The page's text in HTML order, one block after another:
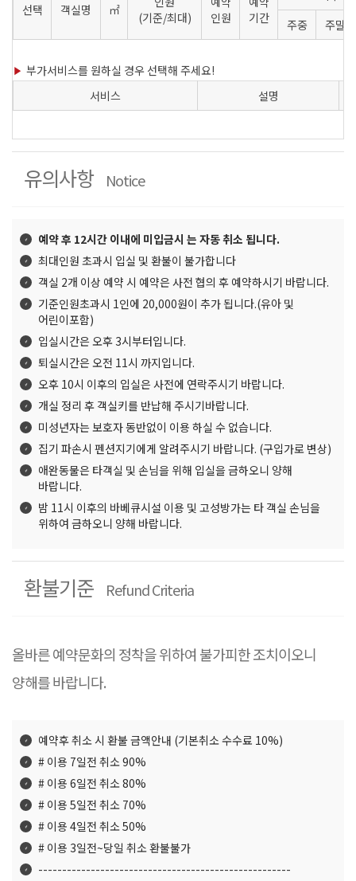
선택 객실명 ㎡
(기준/최대)
인원
기간
주중
주말
부가서비스를 원하실 경우 선택해 주세요!
서비스
설명
유의사항 Notice
예약 후 12시간 이내에 미입금시 는 자동 취소 됩니다.
최대인원 초과시 입실 및 환불이 불가합니다
객실 2개 이상 예약 시 예약은 사전 협의 후 예약하시기 바랍니다.
기준인원초과시 1인에 20,000원이 추가 됩니다.(유아 및
어린이포함)
입실시간은 오후 3시부터입니다.
퇴실시간은 오전 11시 까지입니다.
오후 10시 이후의 입실은 사전에 연락주시기 바랍니다.
개실 정리 후 객실키를 반납해 주시기바랍니다.
미성년자는 보호자 동반없이 이용 하실 수 없습니다.
집기 파손시 펜션지기에게 알려주시기 바랍니다. (구입가로 변상)
애완동물은 타객실 및 손님을 위해 입실을 금하오니 양해
바랍니다.
밤 11시 이후의 바베큐시설 이용 및 고성방가는 타 객실 손님을
위하여 금하오니 양해 바랍니다.
환불기준 Refund Criteria
올바른 예약문화의 정착을 위하여 불가피한 조치이오니
양해를 바랍니다.
예약후 취소 시 환불 금액안내 (기본취소 수수료 10%)
# 이용 7일전 취소 90%
# 이용 6일전 취소 80%
# 이용 5일전 취소 70%
# 이용 4일전 취소 50%
# 이용 3일전~당일 취소 환불불가
-----------------------------------------------------